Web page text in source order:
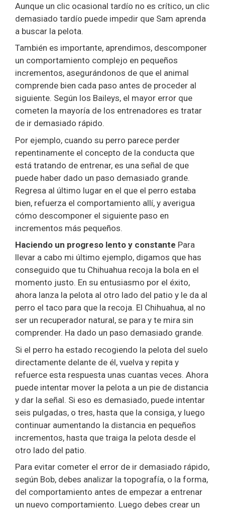
Aunque un clic ocasional tardío no es crítico, un clic
demasiado tardío puede impedir que Sam aprenda
a buscar la pelota.
También es importante, aprendimos, descomponer
un comportamiento complejo en pequeños
incrementos, asegurándonos de que el animal
comprende bien cada paso antes de proceder al
siguiente. Según los Baileys, el mayor error que
cometen la mayoría de los entrenadores es tratar
de ir demasiado rápido.
Por ejemplo, cuando su perro parece perder
repentinamente el concepto de la conducta que
está tratando de entrenar, es una señal de que
puede haber dado un paso demasiado grande.
Regresa al último lugar en el que el perro estaba
bien, refuerza el comportamiento allí, y averigua
cómo descomponer el siguiente paso en
incrementos más pequeños.
Haciendo un progreso lento y constante Para
llevar a cabo mi último ejemplo, digamos que has
conseguido que tu Chihuahua recoja la bola en el
momento justo. En su entusiasmo por el éxito,
ahora lanza la pelota al otro lado del patio y le da al
perro el taco para que la recoja. El Chihuahua, al no
ser un recuperador natural, se para y te mira sin
comprender. Ha dado un paso demasiado grande.
Si el perro ha estado recogiendo la pelota del suelo
directamente delante de él, vuelva y repita y
refuerce esta respuesta unas cuantas veces. Ahora
puede intentar mover la pelota a un pie de distancia
y dar la señal. Si eso es demasiado, puede intentar
seis pulgadas, o tres, hasta que la consiga, y luego
continuar aumentando la distancia en pequeños
incrementos, hasta que traiga la pelota desde el
otro lado del patio.
Para evitar cometer el error de ir demasiado rápido,
según Bob, debes analizar la topografía, o la forma,
del comportamiento antes de empezar a entrenar
un nuevo comportamiento. Luego debes crear un